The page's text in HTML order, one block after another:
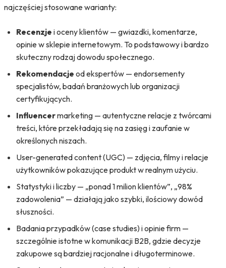
najczęściej stosowane warianty:
Recenzje i oceny klientów — gwiazdki, komentarze,
opinie w sklepie internetowym. To podstawowy i bardzo
skuteczny rodzaj dowodu społecznego.
Rekomendacje od ekspertów — endorsementy
specjalistów, badań branżowych lub organizacji
certyfikujących.
Influencermarketing — autentyczne relacje z twórcami
treści, które przekładają się na zasięg i zaufanie w
określonych niszach.
User-generated content (UGC) — zdjęcia, filmy i relacje
użytkowników pokazujące produkt w realnym użyciu.
Statystyki i liczby — „ponad 1 milion klientów”, „98%
zadowolenia” — działają jako szybki, ilościowy dowód
słuszności.
Badania przypadków (case studies) i opinie firm —
szczególnie istotne w komunikacji B2B, gdzie decyzje
zakupowe są bardziej racjonalne i długoterminowe.